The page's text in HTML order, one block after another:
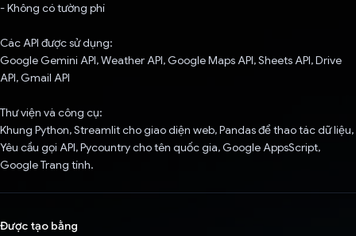
- Không có tường phí
Các API được sử dụng:
Google Gemini API, Weather API, Google Maps API, Sheets API, Drive
API, Gmail API
Thư viện và công cụ:
Khung Python, Streamlit cho giao diện web, Pandas để thao tác dữ liệu,
Yêu cầu gọi API, Pycountry cho tên quốc gia, Google AppsScript,
Google Trang tính.
Được tạo bằng